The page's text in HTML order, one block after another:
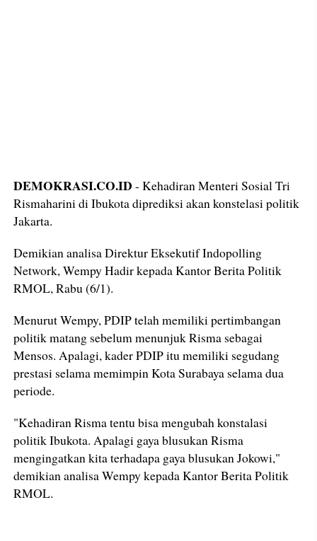
DEMOKRASI.CO.ID - Kehadiran Menteri Sosial Tri
Rismaharini di Ibukota diprediksi akan konstelasi politik
Jakarta.
Demikian analisa Direktur Eksekutif Indopolling
Network, Wempy Hadir kepada Kantor Berita Politik
RMOL, Rabu (6/1).
Menurut Wempy, PDIP telah memiliki pertimbangan
politik matang sebelum menunjuk Risma sebagai
Mensos. Apalagi, kader PDIP itu memiliki segudang
prestasi selama memimpin Kota Surabaya selama dua
periode.
"Kehadiran Risma tentu bisa mengubah konstalasi
politik Ibukota. Apalagi gaya blusukan Risma
mengingatkan kita terhadapa gaya blusukan Jokowi,"
demikian analisa Wempy kepada Kantor Berita Politik
RMOL.